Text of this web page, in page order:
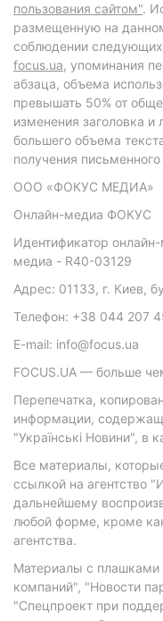
пользования сайтом".
размещенную на
соблюдении
focus.ua, упоминания
абзаца, объема
превышать 50% от
изменения заголовка
большего объема
получения
ООО «ФОКУС МЕДИА»
Онлайн-медиа ФОКУС
Идентификатор
медиа - R40-03129
Адрес: 01133, г. Киев,
Телефон: +38 044 207
E-mail: info@focus.ua
FOCUS.UA — больше
Перепечатка,
информации,
"Українські Новини", в
Все материалы,
ссылкой на агентство
дальнейшему
любой форме, кроме
агентства.
Материалы с плашками
компаний", "Новости
"Спецпроект при